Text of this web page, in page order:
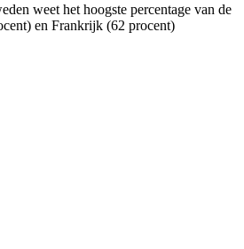
weet het hoogste percentage van de
en Frankrijk (62 procent)